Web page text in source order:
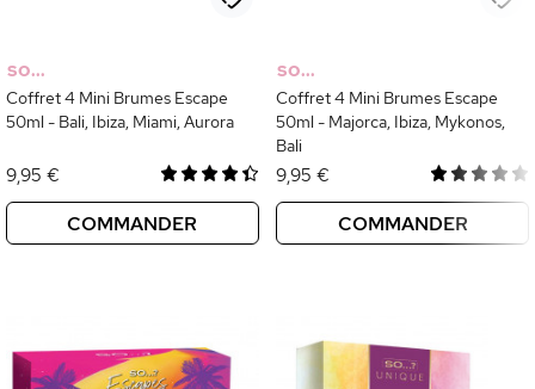
SO...
Coffret 4 Mini Brumes Escape
50ml - Bali, Ibiza, Miami, Aurora
9,95 €
COMMANDER
SO...
Coffret 4 Mini Brumes Escape
50ml - Majorca, Ibiza, Mykonos,
Bali
9,95 €
COMMANDER